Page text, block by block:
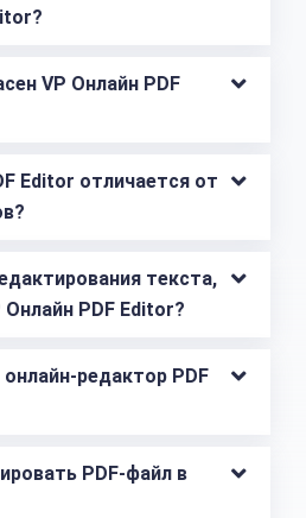
VP Онлайн PDF
Editor отличается от
текста,
PDF Editor?
редактор PDF
PDF-файл в